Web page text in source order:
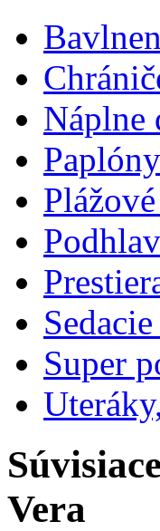
Náplne
Super
Vera